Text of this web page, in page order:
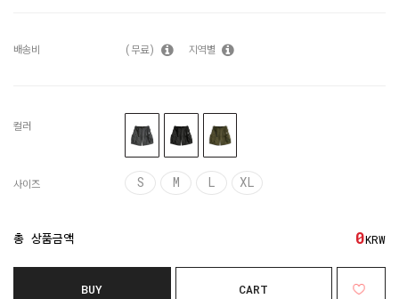
배송비 (무료) 지역별
컬러
사이즈 S M L XL
총 상품금액 0KRW
BUY CART